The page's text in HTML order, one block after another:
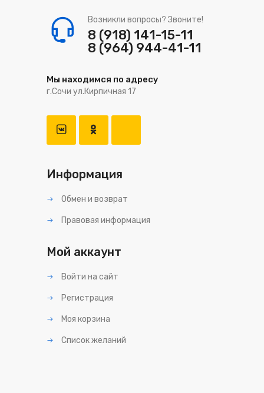
Возникли вопросы? Звоните!
8 (918) 141-15-11
8 (964) 944-41-11
Мы находимся по адресу
г.Сочи ул.Кирпичная 17
Информация
Обмен и возврат
Правовая информация
Мой аккаунт
Войти на сайт
Регистрация
Моя корзина
Список желаний